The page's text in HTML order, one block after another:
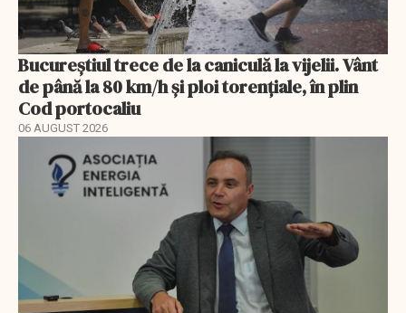
Bucureștiul trece de la caniculă la vijelii. Vânt
de până la 80 km/h și ploi torențiale, în plin
Cod portocaliu
06 AUGUST 2026